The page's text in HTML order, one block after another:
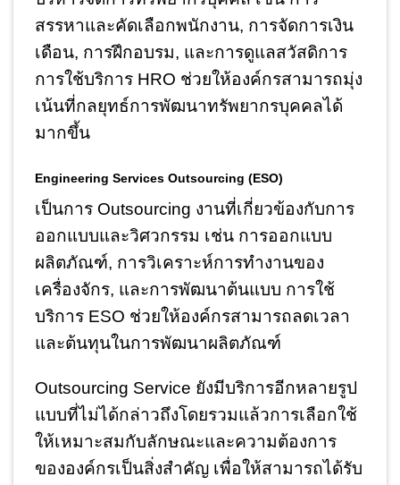
สรรหาและคัดเลือกพนักงาน, การจัดการเงิน
เดือน, การฝึกอบรม, และการดูแลสวัสดิการ
การใช้บริการ HRO ช่วยให้องค์กรสามารถมุ่ง
เน้นที่กลยุทธ์การพัฒนาทรัพยากรบุคคลได้
มากขึ้น
Engineering Services Outsourcing (ESO)
เป็นการ Outsourcing งานที่เกี่ยวข้องกับการ
ออกแบบและวิศวกรรม เช่น การออกแบบ
ผลิตภัณฑ์, การวิเคราะห์การทำงานของ
เครื่องจักร, และการพัฒนาต้นแบบ การใช้
บริการ ESO ช่วยให้องค์กรสามารถลดเวลา
และต้นทุนในการพัฒนาผลิตภัณฑ์
Outsourcing Service ยังมีบริการอีกหลายรูป
แบบที่ไม่ได้กล่าวถึงโดยรวมแล้วการเลือกใช้
ให้เหมาะสมกับลักษณะและความต้องการ
ขององค์กรเป็นสิ่งสำคัญ เพื่อให้สามารถได้รับ